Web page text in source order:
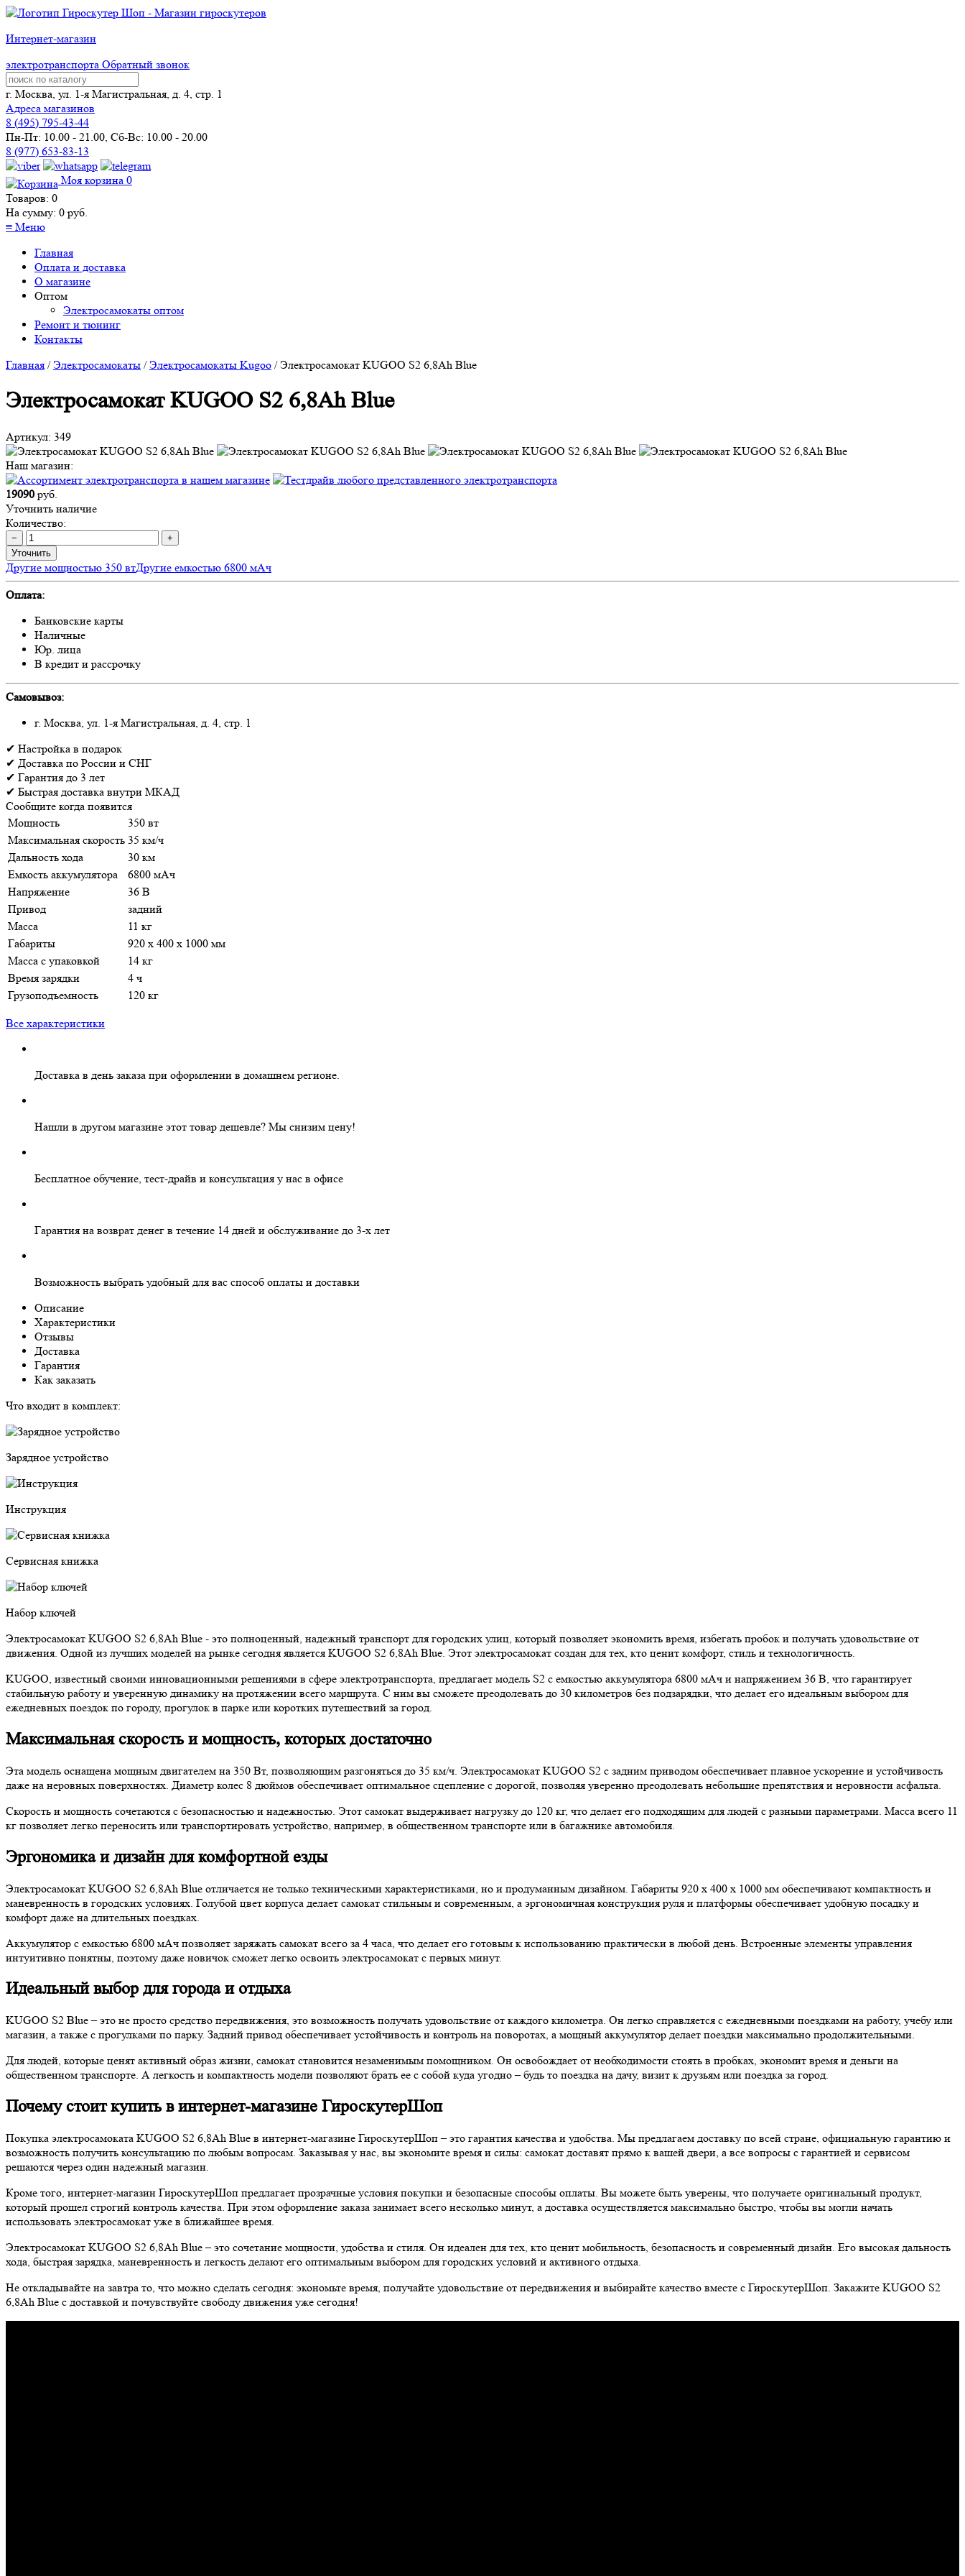
Интернет-магазин
электротранспорта Обратный звонок
г. Москва, ул. 1-я Магистральная, д. 4, стр. 1
Адреса магазинов
8 (495) 795-43-44
Пн-Пт: 10.00 - 21.00, Сб-Вс: 10.00 - 20.00
8 (977) 653-83-13
Моя корзина 0
Товаров: 0
На сумму: 0 руб.
≡ Меню
Главная
Оплата и доставка
О магазине
Оптом
Электросамокаты оптом
Ремонт и тюнинг
Контакты
Главная /Электросамокаты /Электросамокаты Kugoo /Электросамокат KUGOO S2 6,8Ah Blue
Электросамокат KUGOO S2 6,8Ah Blue
Артикул: 349
Наш магазин:
19090 руб.
Уточнить наличие
Количество:
−
+
Уточнить
Другие мощностью 350 втДругие емкостью 6800 мАч
Оплата:
Банковские карты
Наличные
Юр. лица
В кредит и рассрочку
Самовывоз:
г. Москва, ул. 1-я Магистральная, д. 4, стр. 1
✔ Настройка в подарок
✔ Доставка по России и СНГ
✔ Гарантия до 3 лет
✔ Быстрая доставка внутри МКАД
Сообщите когда появится
Мощность
350 вт
Максимальная скорость 35 км/ч
Дальность хода
30 км
Емкость аккумулятора
6800 мАч
Напряжение
36 В
Привод
задний
Масса
11 кг
Габариты
920 х 400 х 1000 мм
Масса с упаковкой
14 кг
Время зарядки
4 ч
Грузоподъемность
120 кг
Все характеристики
Доставка в день заказа при оформлении в домашнем регионе.
Нашли в другом магазине этот товар дешевле? Мы снизим цену!
Бесплатное обучение, тест-драйв и консультация у нас в офисе
Гарантия на возврат денег в течение 14 дней и обслуживание до 3-х лет
Возможность выбрать удобный для вас способ оплаты и доставки
Описание
Характеристики
Отзывы
Доставка
Гарантия
Как заказать
Что входит в комплект:
Зарядное устройство
Инструкция
Сервисная книжка
Набор ключей
Электросамокат KUGOO S2 6,8Ah Blue - это полноценный, надежный транспорт для городских улиц, который позволяет экономить время, избегать пробок и получать удовольствие от
движения. Одной из лучших моделей на рынке сегодня является KUGOO S2 6,8Ah Blue. Этот электросамокат создан для тех, кто ценит комфорт, стиль и технологичность.
KUGOO, известный своими инновационными решениями в сфере электротранспорта, предлагает модель S2 с емкостью аккумулятора 6800 мАч и напряжением 36 В, что гарантирует
стабильную работу и уверенную динамику на протяжении всего маршрута. С ним вы сможете преодолевать до 30 километров без подзарядки, что делает его идеальным выбором для
ежедневных поездок по городу, прогулок в парке или коротких путешествий за город.
Максимальная скорость и мощность, которых достаточно
Эта модель оснащена мощным двигателем на 350 Вт, позволяющим разгоняться до 35 км/ч. Электросамокат KUGOO S2 с задним приводом обеспечивает плавное ускорение и устойчивость
даже на неровных поверхностях. Диаметр колес 8 дюймов обеспечивает оптимальное сцепление с дорогой, позволяя уверенно преодолевать небольшие препятствия и неровности асфальта.
Скорость и мощность сочетаются с безопасностью и надежностью. Этот самокат выдерживает нагрузку до 120 кг, что делает его подходящим для людей с разными параметрами. Масса всего 11
кг позволяет легко переносить или транспортировать устройство, например, в общественном транспорте или в багажнике автомобиля.
Эргономика и дизайн для комфортной езды
Электросамокат KUGOO S2 6,8Ah Blue отличается не только техническими характеристиками, но и продуманным дизайном. Габариты 920 х 400 х 1000 мм обеспечивают компактность и
маневренность в городских условиях. Голубой цвет корпуса делает самокат стильным и современным, а эргономичная конструкция руля и платформы обеспечивает удобную посадку и
комфорт даже на длительных поездках.
Аккумулятор с емкостью 6800 мАч позволяет заряжать самокат всего за 4 часа, что делает его готовым к использованию практически в любой день. Встроенные элементы управления
интуитивно понятны, поэтому даже новичок сможет легко освоить электросамокат с первых минут.
Идеальный выбор для города и отдыха
KUGOO S2 Blue – это не просто средство передвижения, это возможность получать удовольствие от каждого километра. Он легко справляется с ежедневными поездками на работу, учебу или
магазин, а также с прогулками по парку. Задний привод обеспечивает устойчивость и контроль на поворотах, а мощный аккумулятор делает поездки максимально продолжительными.
Для людей, которые ценят активный образ жизни, самокат становится незаменимым помощником. Он освобождает от необходимости стоять в пробках, экономит время и деньги на
общественном транспорте. А легкость и компактность модели позволяют брать ее с собой куда угодно – будь то поездка на дачу, визит к друзьям или поездка за город.
Почему стоит купить в интернет-магазине ГироскутерШоп
Покупка электросамоката KUGOO S2 6,8Ah Blue в интернет-магазине ГироскутерШоп – это гарантия качества и удобства. Мы предлагаем доставку по всей стране, официальную гарантию и
возможность получить консультацию по любым вопросам. Заказывая у нас, вы экономите время и силы: самокат доставят прямо к вашей двери, а все вопросы с гарантией и сервисом
решаются через один надежный магазин.
Кроме того, интернет-магазин ГироскутерШоп предлагает прозрачные условия покупки и безопасные способы оплаты. Вы можете быть уверены, что получаете оригинальный продукт,
который прошел строгий контроль качества. При этом оформление заказа занимает всего несколько минут, а доставка осуществляется максимально быстро, чтобы вы могли начать
использовать электросамокат уже в ближайшее время.
Электросамокат KUGOO S2 6,8Ah Blue – это сочетание мощности, удобства и стиля. Он идеален для тех, кто ценит мобильность, безопасность и современный дизайн. Его высокая дальность
хода, быстрая зарядка, маневренность и легкость делают его оптимальным выбором для городских условий и активного отдыха.
Не откладывайте на завтра то, что можно сделать сегодня: экономьте время, получайте удовольствие от передвижения и выбирайте качество вместе с ГироскутерШоп. Закажите KUGOO S2
6,8Ah Blue с доставкой и почувствуйте свободу движения уже сегодня!